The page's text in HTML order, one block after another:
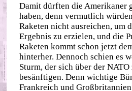
Damit dürften die Amerikaner
haben, denn vermutlich
Raketen nicht ausreichen, um
Ergebnis zu erzielen, und die
Raketen kommt schon jetzt
hinterher. Dennoch schien es
Sturm, der sich über der NATO
besänftigen. Denn wichtige
Frankreich und